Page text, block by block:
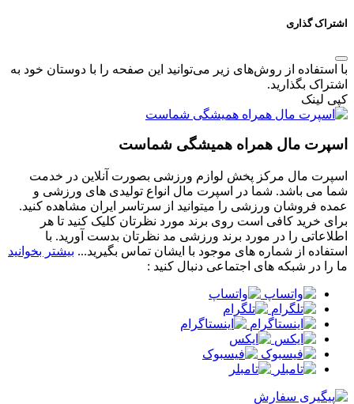
اشتراک گذاری
با استفاده از روش‌های زیر می‌توانید این صفحه را با دوستان خود به
اشتراک بگذارید.
کپی لینک
اسپرت مال همراه همیشگی شماست
اسپرت مال مرکز پخش لوازم ورزشی بصورت آنلاین در خدمت
شما می باشد. شما در اسپرت مال انواع تولیدی های ورزشی و
عمده فروشان ورزشی را میتوانید از سرتاسر ایران مشاهده کنید.
برای خرید کافی است روی برند مورد نظرتان کلیک کنید تا هر
اطلاعاتی را در مورد برند ورزشی مد نظرتان بدست آورید. با
استفاده از شماره های موجود با ایشان تماس بگیرید... بیشتر بخوانید
ما را در شبکه های اجتماعی دنبال کنید :